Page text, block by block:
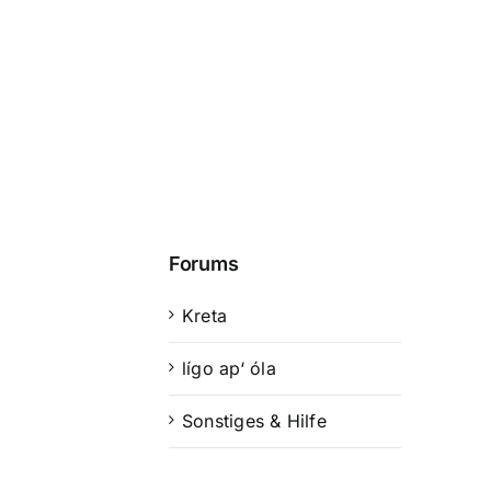
Forums
Kreta
lígo ap‘ óla
Sonstiges & Hilfe